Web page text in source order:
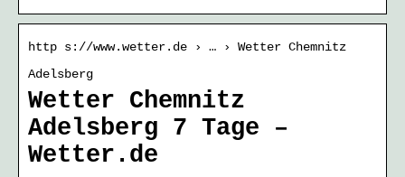
http s://www.wetter.de › … › Wetter Chemnitz
Adelsberg
Wetter Chemnitz
Adelsberg 7 Tage –
Wetter.de